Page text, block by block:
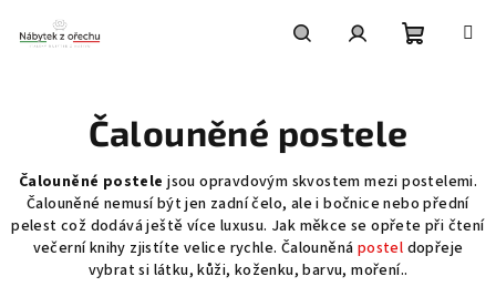
obsah
Čalouněné postele
Čalouněné postele jsou opravdovým skvostem mezi postelemi.
Čalouněné nemusí být jen zadní čelo, ale i bočnice nebo přední
pelest což dodává ještě více luxusu. Jak měkce se opřete při čtení
večerní knihy zjistíte velice rychle. Čalouněná postel dopřeje
vybrat si látku, kůži, koženku, barvu, moření..